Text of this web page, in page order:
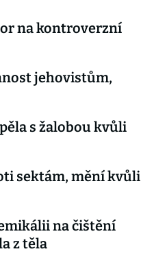
na kontroverzní
jehovistům,
s žalobou kvůli
sektám, mění kvůli
na čištění
z těla